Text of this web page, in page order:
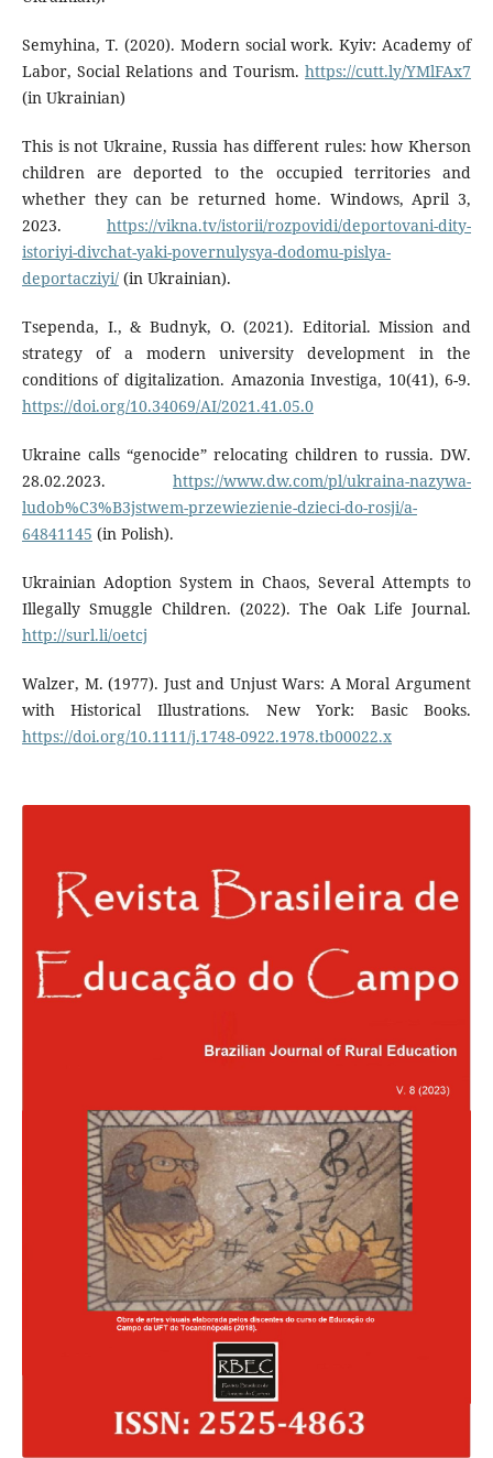
Semyhina, Т. (2020). Modern social work. Kyiv: Academy of
Labor, Social Relations and Tourism.https://cutt.ly/YMlFAx7
(in Ukrainian)
This is not Ukraine, Russia has different rules: how Kherson
children are deported to the occupied territories and
whether they can be returned home. Windows, April 3,
2023.https://vikna.tv/istorii/rozpovidi/deportovani-dity-
istoriyi-divchat-yaki-povernulysya-dodomu-pislya-
deportacziyi/(in Ukrainian).
Tsependa, I., & Budnyk, O. (2021). Editorial. Mission and
strategy of a modern university development in the
conditions of digitalization. Amazonia Investiga, 10(41), 6-9.
https://doi.org/10.34069/AI/2021.41.05.0
Ukraine calls “genocide” relocating children to russia. DW.
28.02.2023.https://www.dw.com/pl/ukraina-nazywa-
ludob%C3%B3jstwem-przewiezienie-dzieci-do-rosji/a-
64841145 (in Polish).
Ukrainian Adoption System in Chaos, Several Attempts to
Illegally Smuggle Children. (2022). The Oak Life Journal.
http://surl.li/oetcj
Walzer, M. (1977). Just and Unjust Wars: A Moral Argument
with Historical Illustrations. New York: Basic Books.
https://doi.org/10.1111/j.1748-0922.1978.tb00022.x